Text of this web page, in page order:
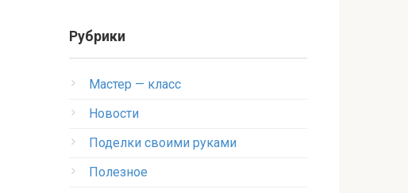
Рубрики
Мастер — класс
Новости
Поделки своими руками
Полезное